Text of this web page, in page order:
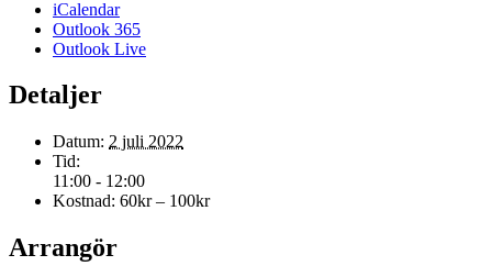
iCalendar
Outlook 365
Outlook Live
Detaljer
Datum: 2 juli 2022
Tid:
11:00 - 12:00
Kostnad: 60kr – 100kr
Arrangör